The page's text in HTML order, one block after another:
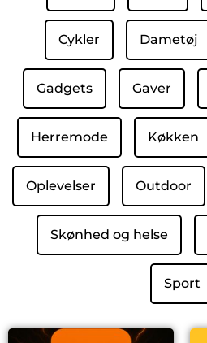
Cykler Dametøj
Gadgets Gaver
Herremode Køkken
Oplevelser Outdoor
Skønhed og helse
Sport